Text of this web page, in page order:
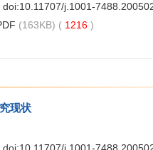
10.11707/j.1001-
(163KB) ( 1216 )
现状